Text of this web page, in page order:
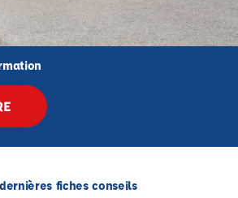
fiches conseils